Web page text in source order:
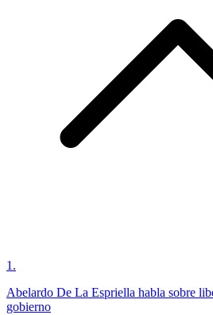
1 .
Abelardo De La Espriella habla sobre
gobierno